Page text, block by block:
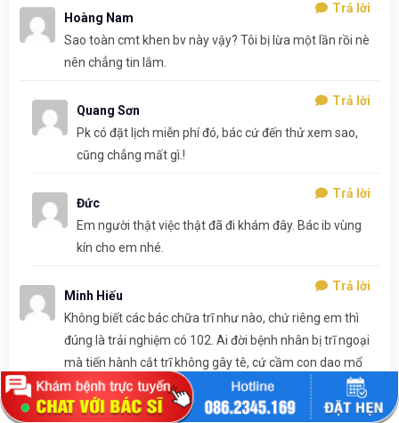
Hoàng Nam
Trả lời
Sao toàn cmt khen bv này vậy? Tôi bị lừa một lần rồi nè
nên chẳng tin lắm.
Quang Sơn
Trả lời
Pk có đặt lịch miễn phí đó, bác cứ đến thử xem sao,
cũng chẳng mất gì.!
Đức
Trả lời
Em người thật việc thật đã đi khám đây. Bác ib vùng
kín cho em nhé.
Minh Hiếu
Trả lời
Không biết các bác chữa trĩ như nào, chứ riêng em thì
đúng là trải nghiệm có 102. Ai đời bệnh nhân bị trĩ ngoại
mà tiến hành cắt trĩ không gây tê, cứ cầm con dao mổ
lăm le. Em thấy thế nên té vội, không có lần sau.